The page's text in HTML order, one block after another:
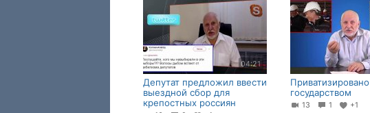
04:21
Депутат предложил ввести
выездной сбор для
крепостных россиян
Приватизировано
государством
13 1 +1